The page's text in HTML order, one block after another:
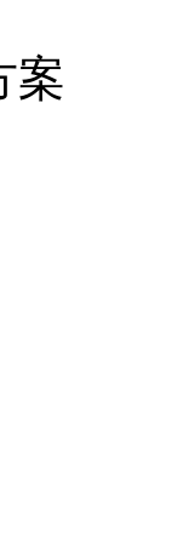
案